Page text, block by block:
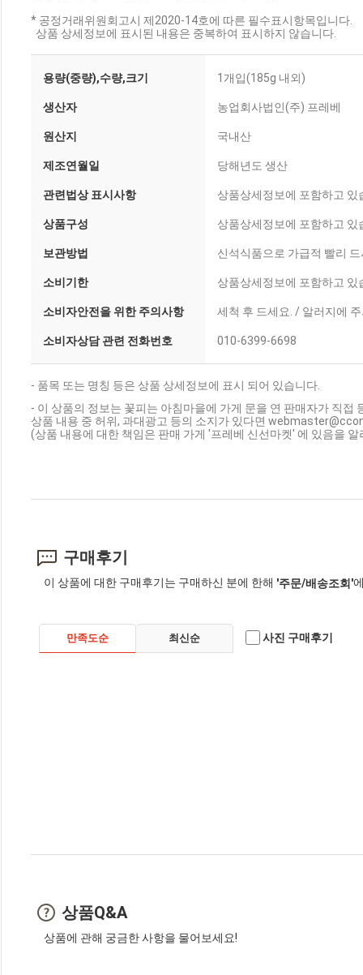
* 공정거래위원회고시 제2020-14호에 따른 필수표시항목입니다.
상품 상세정보에 표시된 내용은 중복하여 표시하지 않습니다.
용량(중량),수량,크기 1개입(185g 내외)
생산자 농업회사법인(주) 프레베
원산지 국내산
제조연월일 당해년도 생산
관련법상 표시사항 상품상세정보에 포함하고 있
상품구성 상품상세정보에 포함하고 있
보관방법 신석식품으로 가급적 빨리
소비기한 상품상세정보에 포함하고 있
소비자안전을 위한 주의사항 세척 후 드세요. / 알러지에
소비자상담 관련 전화번호 010-6399-6698
- 품목 또는 명칭 등은 상품 상세정보에 표시 되어 있습니다.
- 이 상품의 정보는 꽃피는 아침마을에 가게 문을 연 판매자가 직접
상품 내용 중 허위, 과대광고 등의 소지가 있다면
(상품 내용에 대한 책임은 판매 가게 '프레베 신선마켓' 에 있음을 알
구매후기
이 상품에 대한 구매후기는 구매하신 분에 한해 '주문/배송조회'
만족도순 최신순 사진 구매후기
상품Q&A
상품에 관해 궁금한 사항을 물어보세요!